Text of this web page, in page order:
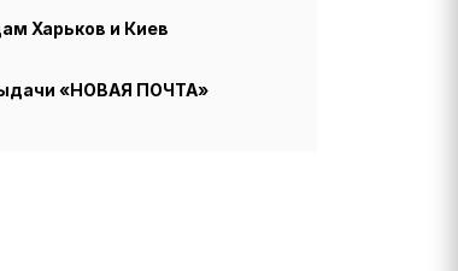
Харьков и Киев
«НОВАЯ ПОЧТА»